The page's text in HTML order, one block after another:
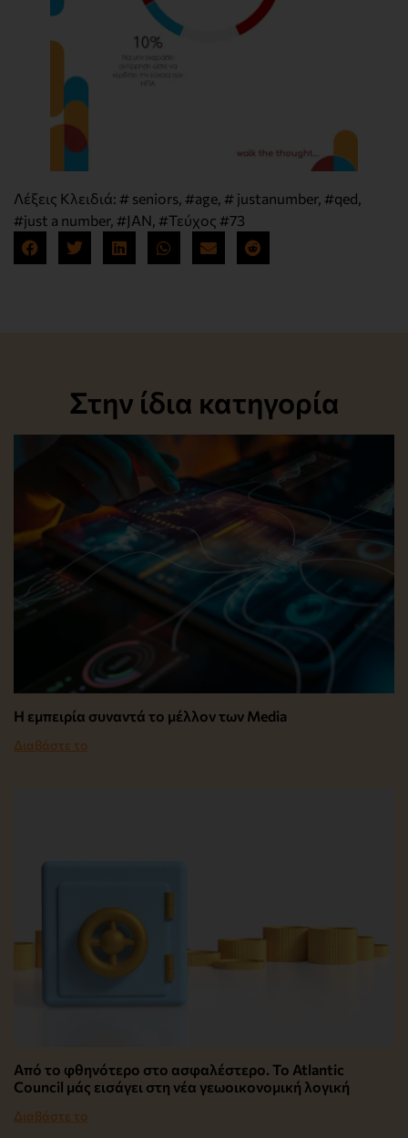
Λέξεις Κλειδιά: # seniors #age # justanumber, #qed
#just a number, #JAN #Τεύχος #73
Στην ίδια κατηγορία
Η εμπειρία συναντά το μέλλον των Media
Διαβάστε το
Από το φθηνότερο στο ασφαλέστερο. Το Atlantic
Council μάς εισάγει στη νέα γεωοικονομική λογική
Διαβάστε το